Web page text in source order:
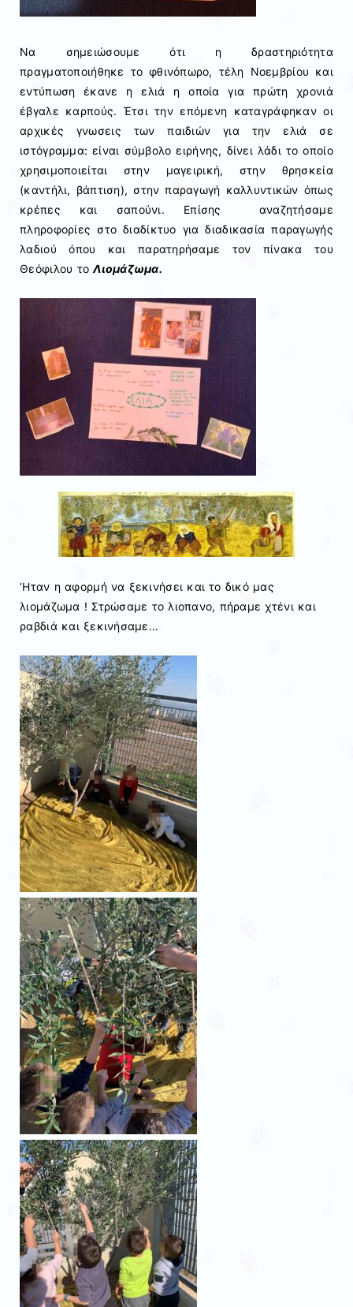
Να σημειώσουμε ότι η δραστηριότητα
πραγματοποιήθηκε το φθινόπωρο, τέλη Νοεμβρίου και
εντύπωση έκανε η ελιά η οποία για πρώτη χρονιά
έβγαλε καρπούς. Έτσι την επόμενη καταγράφηκαν οι
αρχικές γνωσεις των παιδιών για την ελιά σε
ιστόγραμμα: είναι σύμβολο ειρήνης, δίνει λάδι το οποίο
χρησιμοποιείται στην μαγειρική, στην θρησκεία
(καντήλι, βάπτιση), στην παραγωγή καλλυντικών όπως
κρέπες και σαπούνι. Επίσης αναζητήσαμε
πληροφορίες στο διαδίκτυο για διαδικασία παραγωγής
λαδιού όπου και παρατηρήσαμε τον πίνακα του
Θεόφιλου τοΛιομάζωμα.
‘Ηταν η αφορμή να ξεκινήσει και το δικό μας
λιομάζωμα ! Στρώσαμε το λιοπανο, πήραμε χτένι και
ραβδιά και ξεκινήσαμε…